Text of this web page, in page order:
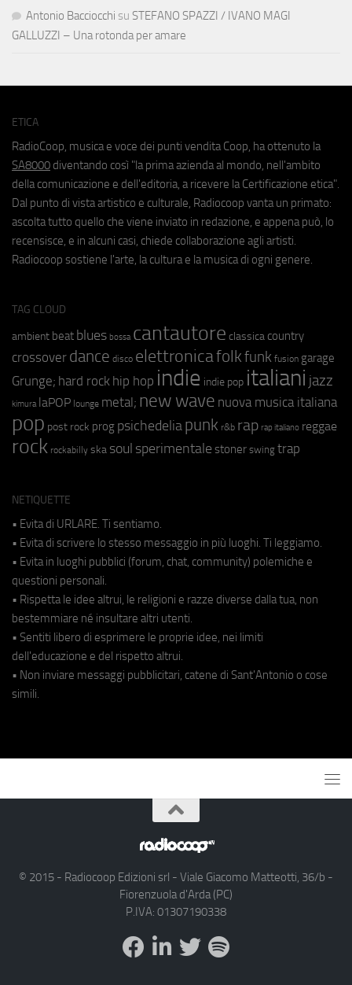
Antonio Bacciocchi su STEFANO SPAZZI / IVANO MAGI
GALLUZZI – Una rotonda per amare
ETICA
RadioCoop, musica e voce dei punti vendita Coop, ha ottenuto la
SA8000 diventando così "la prima azienda al mondo, nell'ambito
della comunicazione e dell'editoria, a ricevere la Certificazione etica".
Dal punto di vista artistico e culturale, Radiocoop vanta un primato:
ascolta tutto quello che viene inviato in redazione, e appena può, lo
recensisce, e in alcuni casi, chiede collaborazione agli artisti.
Radiocoop sostiene l'arte, la cultura e la musica di ogni genere.
TAG CLOUD
ambient beat blues bossa cantautore classica country
crossover dance disco elettronicafolkfunk fusion garage
Grunge; hard rock hip hop indie indie pop italiani jazz
kimura laPOP lounge metal; new wave nuova musica italiana
pop post rock prog psichedeliapunk r&b rap rap italiano reggae
rock rockabilly ska soul sperimentale stoner swing trap
NETIQUETTE
• Evita di URLARE. Ti sentiamo.
• Evita di scrivere lo stesso messaggio in più luoghi. Ti leggiamo.
• Evita in luoghi pubblici (forum, chat, community) polemiche e
questioni personali.
• Rispetta le idee altrui, le religioni e razze diverse dalla tua, non
bestemmiare né insultare altri utenti.
• Sentiti libero di esprimere le proprie idee, nei limiti
dell'educazione e del rispetto altrui.
• Non inviare messaggi pubblicitari, catene di Sant'Antonio o cose
simili.
© 2015 - Radiocoop Edizioni srl - Viale Giacomo Matteotti, 36/b -
Fiorenzuola d'Arda (PC)
P.IVA: 01307190338